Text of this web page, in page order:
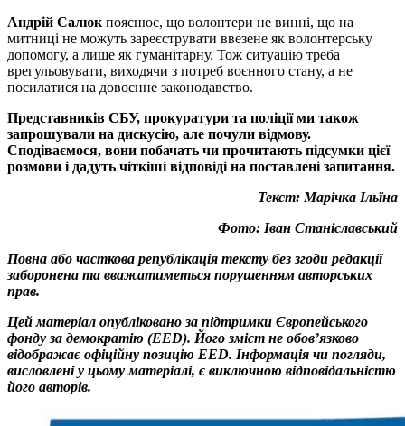
Андрій Салюк пояснює, що волонтери не винні, що на
митниці не можуть зареєструвати ввезене як волонтерську
допомогу, а лише як гуманітарну. Тож ситуацію треба
врегульовувати, виходячи з потреб воєнного стану, а не
посилатися на довоєнне законодавство.
Представників СБУ, прокуратури та поліції ми також
запрошували на дискусію, але почули відмову.
Сподіваємося, вони побачать чи прочитають підсумки цієї
розмови і дадуть чіткіші відповіді на поставлені запитання.
Текст: Марічка Ільїна
Фото: Іван Станіславський
Повна або часткова републікація тексту без згоди редакції
заборонена та вважатиметься порушенням авторських
прав.
Цей матеріал опубліковано за підтримки Європейського
фонду за демократію (EED). Його зміст не обов’язково
відображає офіційну позицію EED. Інформація чи погляди,
висловлені у цьому матеріалі, є виключною відповідальністю
його авторів.